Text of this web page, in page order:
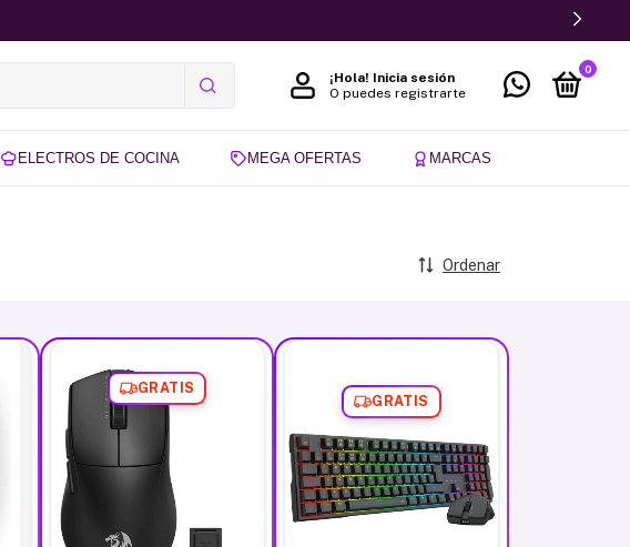
¡Hola! Inicia sesión
O puedes registrarte
0
ELECTROS DE COCINA MEGA OFERTAS MARCAS
Ordenar
GRATIS
GRATIS